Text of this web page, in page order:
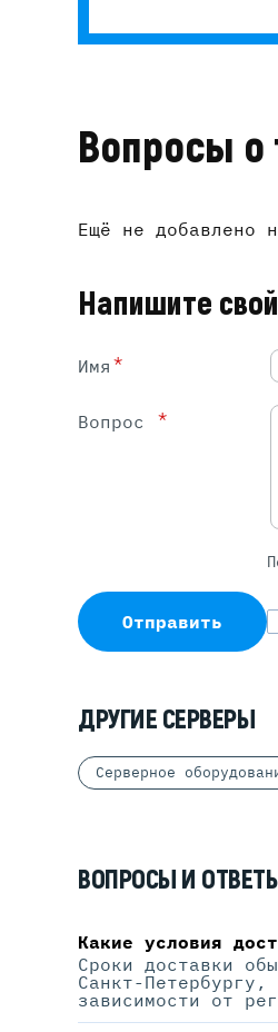
Вопросы о
Ещё не добавлено
Напишите
Имя *
Вопрос *
Отправить
ДРУГИЕ СЕРВЕРЫ
Серверное
ВОПРОСЫ И
Какие условия
Сроки доставки
Санкт-
зависимости от